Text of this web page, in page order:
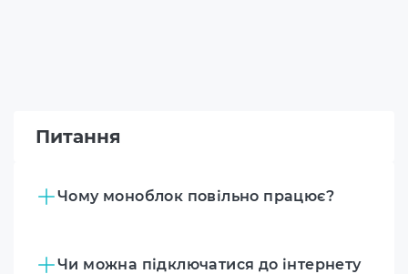
Питання
Чому моноблок повільно працює?
Чи можна підключатися до інтернету